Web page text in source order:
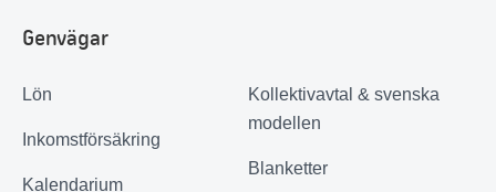
Genvägar
Lön
Inkomstförsäkring
Kalendarium
Kollektivavtal & svenska
modellen
Blanketter